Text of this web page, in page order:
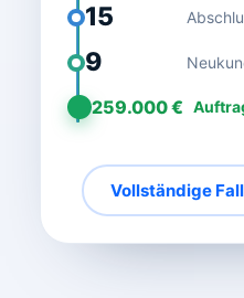
15
9
259.000 €
Vollständige